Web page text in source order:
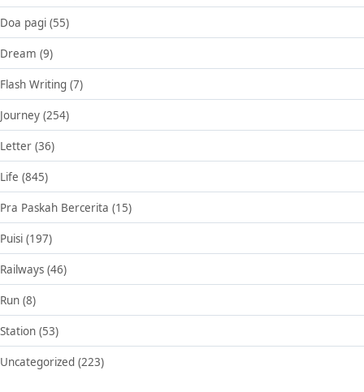
Doa pagi (55)
Dream (9)
Flash Writing (7)
Journey (254)
Letter (36)
Life (845)
Pra Paskah Bercerita (15)
Puisi (197)
Railways (46)
Run (8)
Station (53)
Uncategorized (223)